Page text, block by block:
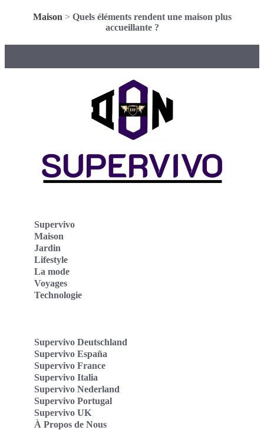
Maison > Quels éléments rendent une maison plus
accueillante ?
Supervivo
Maison
Jardin
Lifestyle
La mode
Voyages
Technologie
Supervivo Deutschland
Supervivo España
Supervivo France
Supervivo Italia
Supervivo Nederland
Supervivo Portugal
Supervivo UK
À Propos de Nous